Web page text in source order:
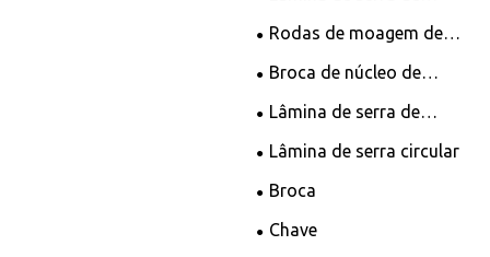
diamante
Rodas de moagem de
copo de diamante
Broca de núcleo de
diamante
Lâmina de serra de
diamante soldada
Lâmina de serra circular
Broca
Chave